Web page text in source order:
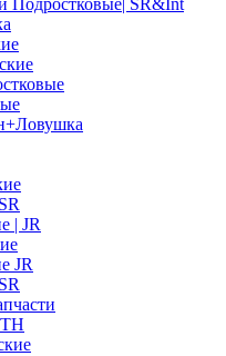
Подростковые| SR&Int
| JR
JR